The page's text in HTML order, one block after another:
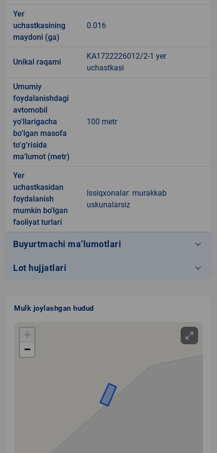
Yer
uchastkasining
maydoni (ga)
0.016
Unikal raqami
KA1722226012/2-1 yer
uchastkasi
Umumiy
foydalanishdagi
avtomobil
yo‘llarigacha
bo‘lgan masofa
to‘g‘risida
ma’lumot (metr)
100 metr
Yer
uchastkasidan
foydalanish
mumkin bo'lgan
faoliyat turlari
Issiqxonalar: murakkab
uskunalarsiz
Buyurtmachi ma’lumotlari keyboard_arrow_down
Lot hujjatlari keyboard_arrow_down
Mulk joylashgan hudud
+
−